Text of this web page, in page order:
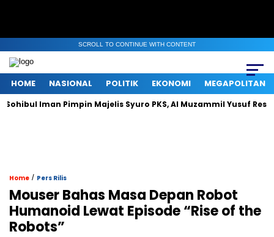
SCROLL TO CONTINUE WITH CONTENT
HOME NASIONAL POLITIK EKONOMI MEGAPOLITAN
Iman Pimpin Majelis Syuro PKS, Al Muzammil Yusuf Resmi
Home / Pers Rilis
Mouser Bahas Masa Depan Robot
Humanoid Lewat Episode “Rise of the
Robots”